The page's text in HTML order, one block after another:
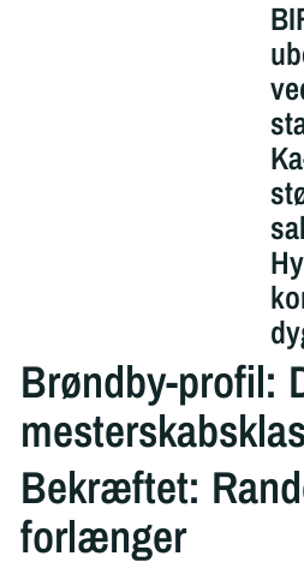
Brøndby-profil:
Bekræftet:
forlænger